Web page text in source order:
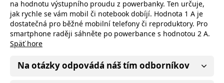
na hodnotu výstupního proudu z powerbanky. Ten určuje,
jak rychle se vám mobil či notebook dobíjí. Hodnota 1 A je
dostatečná pro běžné mobilní telefony či reproduktory. Pro
smartphone raději sáhněte po powerbance s hodnotou 2 A.
Späť hore
Na otázky odpovádá náš tím odborníkov